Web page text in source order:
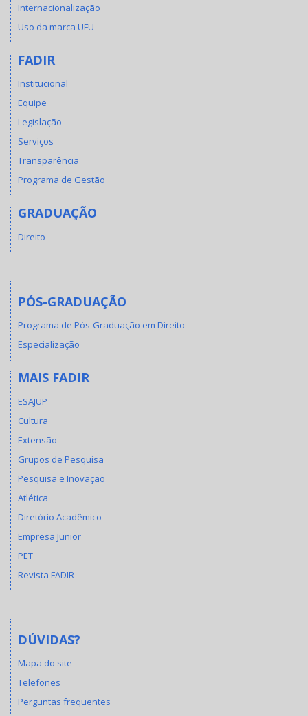
Internacionalização
Uso da marca UFU
FADIR
Institucional
Equipe
Legislação
Serviços
Transparência
Programa de Gestão
GRADUAÇÃO
Direito
PÓS-GRADUAÇÃO
Programa de Pós-Graduação em Direito
Especialização
MAIS FADIR
ESAJUP
Cultura
Extensão
Grupos de Pesquisa
Pesquisa e Inovação
Atlética
Diretório Acadêmico
Empresa Junior
PET
Revista FADIR
DÚVIDAS?
Mapa do site
Telefones
Perguntas frequentes